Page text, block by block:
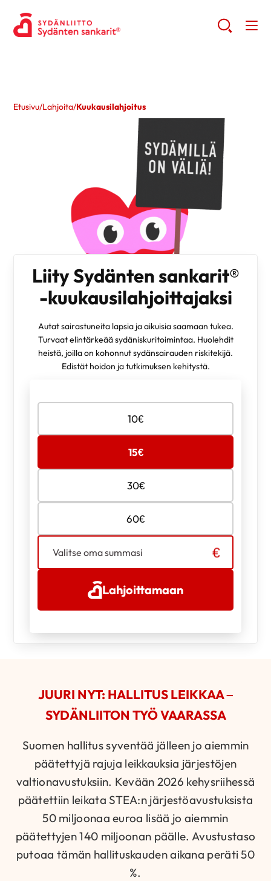
Etusivu/Lahjoita/Kuukausilahjoitus
Liity Sydänten sankarit®
-kuukausilahjoittajaksi
Autat sairastuneita lapsia ja aikuisia saamaan tukea.
Turvaat elintärkeää sydäniskuritoimintaa. Huolehdit
heistä, joilla on kohonnut sydänsairauden riskitekijä.
Edistät hoidon ja tutkimuksen kehitystä.
määrä
10€
15€
30€
60€
Valitse oma summasi
Lahjoittamaan
JUURI NYT: HALLITUS LEIKKAA –
SYDÄNLIITON TYÖ VAARASSA
Suomen hallitus syventää jälleen jo aiemmin
päätettyjä rajuja leikkauksia järjestöjen
valtionavustuksiin. Kevään 2026 kehysriihessä
päätettiin leikata STEA:n järjestöavustuksista
50 miljoonaa euroa lisää jo aiemmin
päätettyjen 140 miljoonan päälle. Avustustaso
putoaa tämän hallituskauden aikana peräti 50
%.